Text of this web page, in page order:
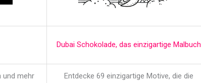
Dubai Schokolade, das einzigartige Malbuch
und mehr
Entdecke 69 einzigartige Motive, die die